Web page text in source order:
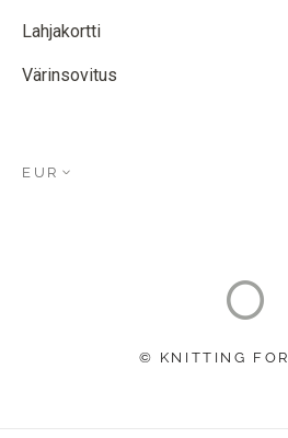
Lahjakortti
Värinsovitus
EUR
© KNITTING